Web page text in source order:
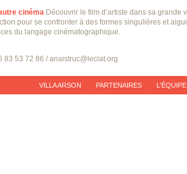
cinéma Découvrir le film d’artiste dans sa grande
pour se confronter à des formes singulières et
du langage cinématographique.
83 53 72 86 / anaistruc@leclat.org
VILLA ARSON PARTENAIRES L'ÉQUIPE